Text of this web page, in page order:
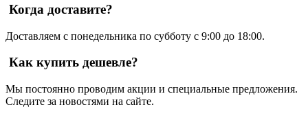
Когда доставите?
Доставляем с понедельника по субботу с 9:00 до 18:00.
Как купить дешевле?
Мы постоянно проводим акции и специальные предложения.
Следите за новостями на сайте.